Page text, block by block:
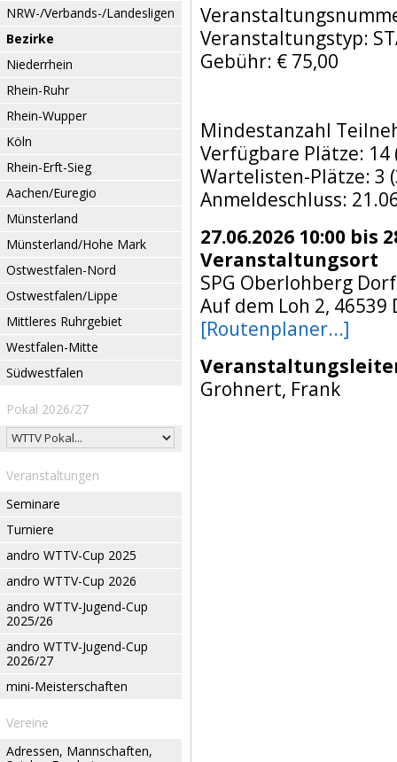
NRW-/Verbands-/Landesligen
Bezirke
Niederrhein
Rhein-Ruhr
Rhein-Wupper
Köln
Rhein-Erft-Sieg
Aachen/Euregio
Münsterland
Münsterland/Hohe Mark
Ostwestfalen-Nord
Ostwestfalen/Lippe
Mittleres Ruhrgebiet
Westfalen-Mitte
Südwestfalen
Pokal 2026/27
Veranstaltungen
Seminare
Turniere
andro WTTV-Cup 2025
andro WTTV-Cup 2026
andro WTTV-Jugend-Cup
2025/26
andro WTTV-Jugend-Cup
2026/27
mini-Meisterschaften
Vereine
Adressen, Mannschaften,
Veranstaltungstyp:
Gebühr: € 75,00
Mindestanzahl
Verfügbare Plätze: 14
Wartelisten-Plätze: 3
Anmeldeschluss:
27.06.2026 10:00 bis
Veranstaltungsort
SPG Oberlohberg
Auf dem Loh 2, 46539
[Routenplaner...]
Grohnert, Frank